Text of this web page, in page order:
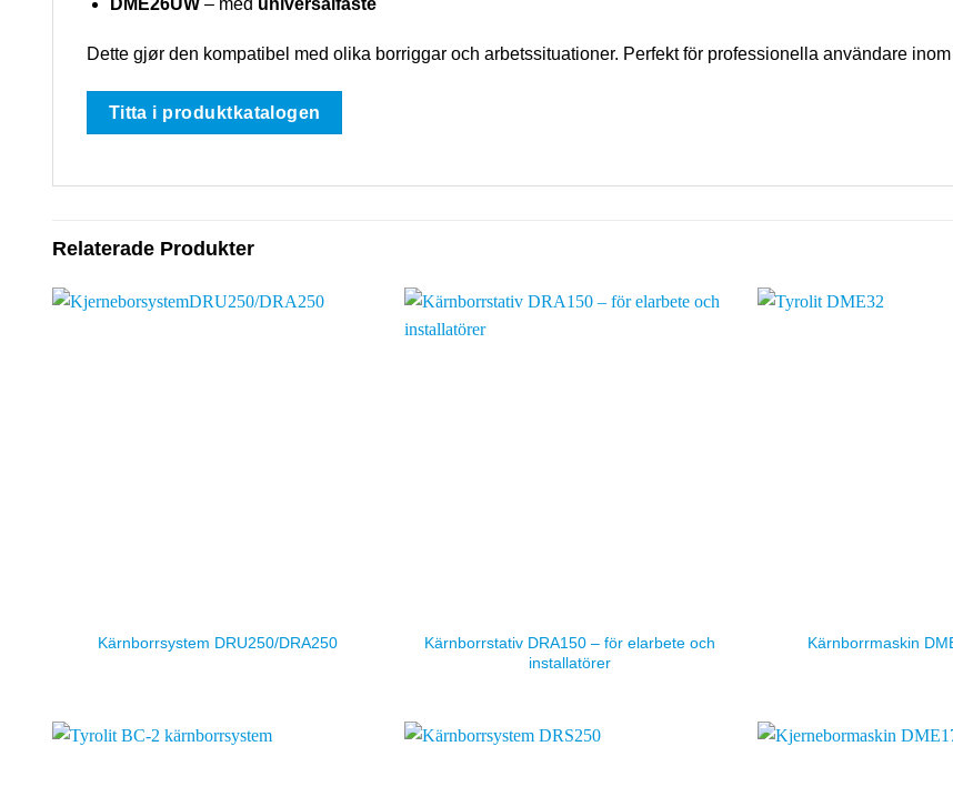
Dette gjør den kompatibel med olika borriggar och arbetssituationer. Perfekt för professionella användare
Titta i produktkatalogen
Relaterade Produkter
Kärnborrsystem DRU250/DRA250
Kärnborrstativ DRA150 – för elarbete och
installatörer
Kärnborrmaskin